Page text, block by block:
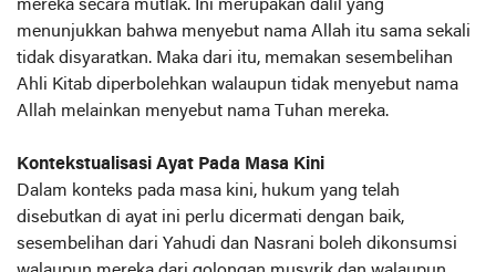
mereka secara mutlak. Ini merupakan dalil yang
menunjukkan bahwa menyebut nama Allah itu sama sekali
tidak disyaratkan. Maka dari itu, memakan sesembelihan
Ahli Kitab diperbolehkan walaupun tidak menyebut nama
Allah melainkan menyebut nama Tuhan mereka.
Kontekstualisasi Ayat Pada Masa Kini
Dalam konteks pada masa kini, hukum yang telah
disebutkan di ayat ini perlu dicermati dengan baik,
sesembelihan dari Yahudi dan Nasrani boleh dikonsumsi